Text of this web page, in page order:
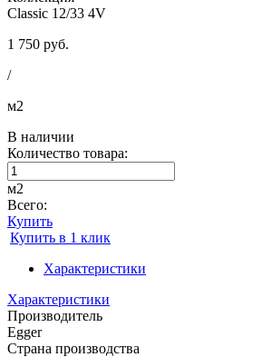
Classic 12/33 4V
1 750 руб.
/
м2
В наличии
Количество товара:
м2
Всего:
Купить
Купить в 1 клик
Характеристики
Характеристики
Производитель
Egger
Страна производства